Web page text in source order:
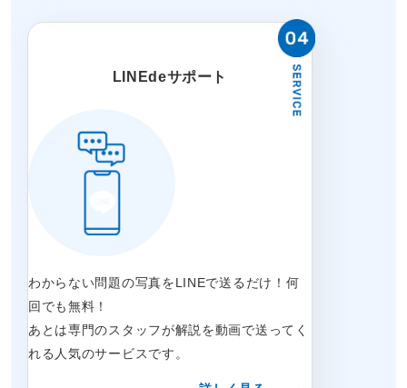
LINEdeサポート
わからない問題の写真をLINEで送るだけ！何
回でも無料！
あとは専門のスタッフが解説を動画で送ってく
れる人気のサービスです。